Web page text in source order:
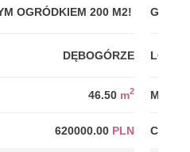
OGRÓDKIEM 200 M2!
DĘBOGÓRZE
46.50 m2
620000.00 PLN CENA